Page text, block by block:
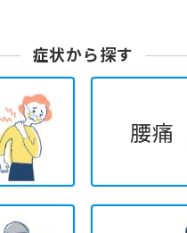
症状から探す
腰痛